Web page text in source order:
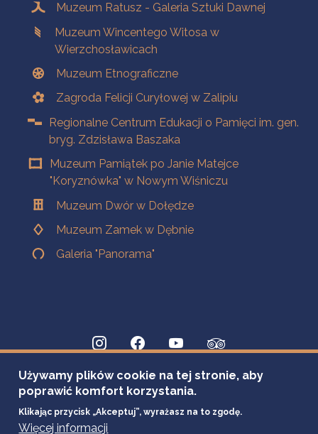
Muzeum Ratusz - Galeria Sztuki Dawnej
Muzeum Wincentego Witosa w
Wierzchosławicach
Muzeum Etnograficzne
Zagroda Felicji Curyłowej w Zalipiu
Regionalne Centrum Edukacji o Pamięci im. gen.
bryg. Zdzisława Baszaka
Muzeum Pamiątek po Janie Matejce
"Koryznówka" w Nowym Wiśniczu
Muzeum Dwór w Dołędze
Muzeum Zamek w Dębnie
Galeria "Panorama"
Używamy plików cookie na tej stronie, aby
poprawić komfort korzystania.
Klikając przycisk „Akceptuj”, wyrażasz na to zgodę.
Więcej informacji